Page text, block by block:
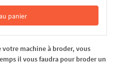
panier
panier
votre machine à broder, vous
il vous faudra pour broder un